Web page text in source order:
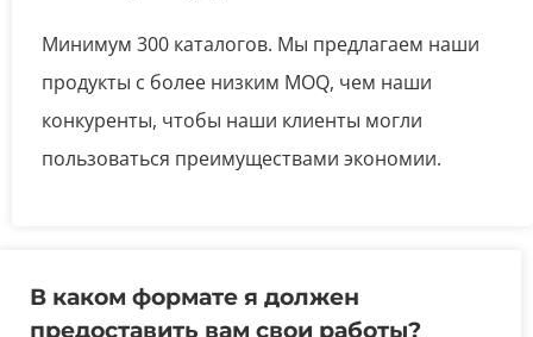
Минимум 300 каталогов. Мы предлагаем наши
продукты с более низким MOQ, чем наши
конкуренты, чтобы наши клиенты могли
пользоваться преимуществами экономии.
В каком формате я должен
предоставить вам свои работы?